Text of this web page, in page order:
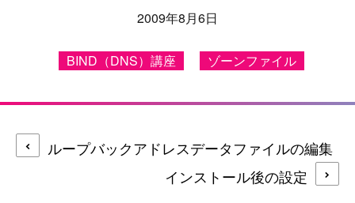
2009年8月6日
BIND（DNS）講座 ゾーンファイル
ループバックアドレスデータファイルの編集
インストール後の設定